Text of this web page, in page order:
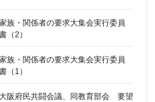
族・関係者の要求大集会実行委員
（2）
族・関係者の要求大集会実行委員
（1）
阪府民共闘会議、同教育部会 要望